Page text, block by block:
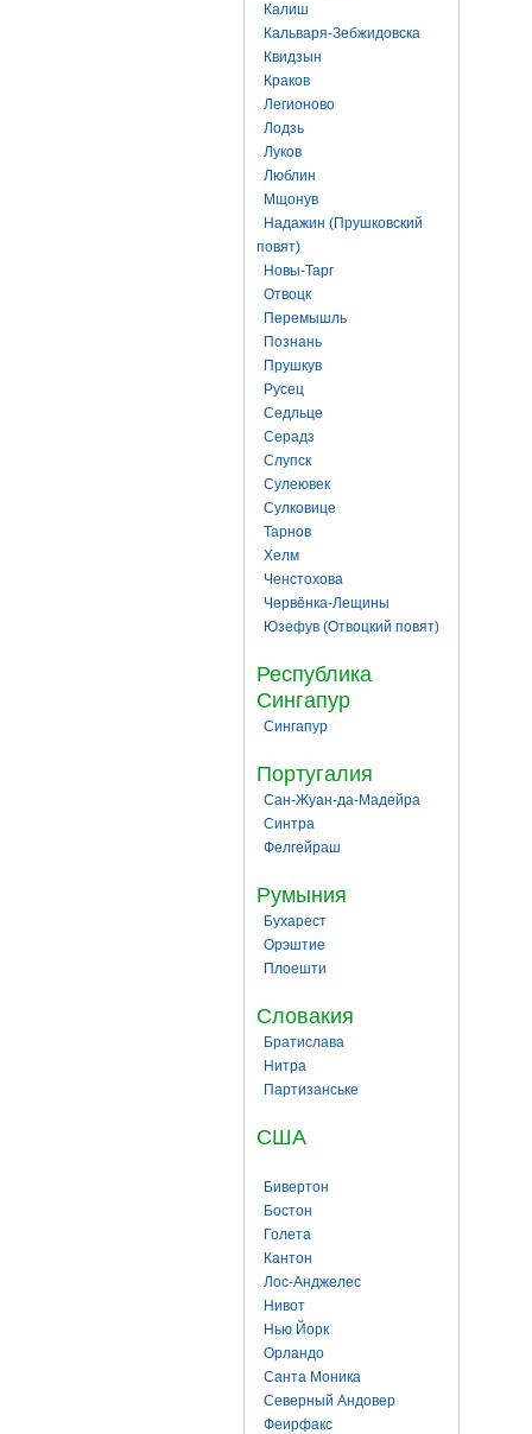
Калиш
Кальваря-Зебжидовска
Квидзын
Краков
Легионово
Лодзь
Луков
Люблин
Мщонув
Надажин (Прушковский
повят)
Новы-Тарг
Отвоцк
Перемышль
Познань
Прушкув
Русец
Седльце
Серадз
Слупск
Сулеювек
Сулковице
Тарнов
Хелм
Ченстохова
Червёнка-Лещины
Юзефув (Отвоцкий повят)
Республика
Сингапур
Сингапур
Португалия
Сан-Жуан-да-Мадейра
Синтра
Фелгейраш
Румыния
Бухарест
Орэштие
Плоешти
Словакия
Братислава
Нитра
Партизанське
США
Бивертон
Бостон
Голета
Кантон
Лос-Анджелес
Нивот
Нью Йорк
Орландо
Санта Моника
Северный Андовер
Феирфакс